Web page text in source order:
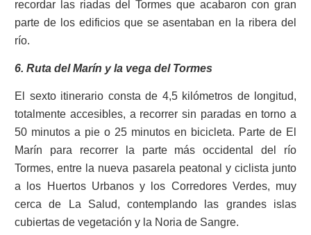
recordar las riadas del Tormes que acabaron con gran
parte de los edificios que se asentaban en la ribera del
río.
6. Ruta del Marín y la vega del Tormes
El sexto itinerario consta de 4,5 kilómetros de longitud,
totalmente accesibles, a recorrer sin paradas en torno a
50 minutos a pie o 25 minutos en bicicleta. Parte de El
Marín para recorrer la parte más occidental del río
Tormes, entre la nueva pasarela peatonal y ciclista junto
a los Huertos Urbanos y los Corredores Verdes, muy
cerca de La Salud, contemplando las grandes islas
cubiertas de vegetación y la Noria de Sangre.